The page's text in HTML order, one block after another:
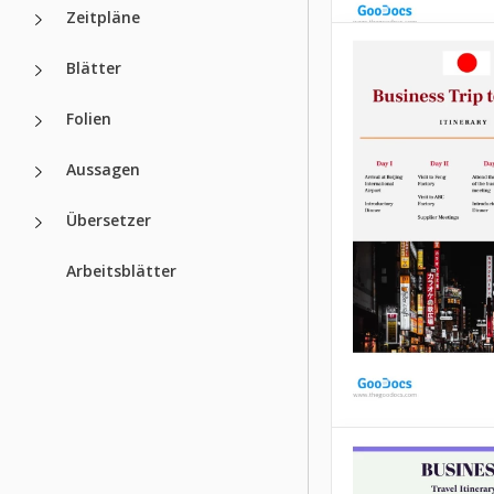
Zeitpläne
Blätter
Folien
Aussagen
Übersetzer
Arbeitsblätter
Mein
Potenzial Ihrer
mit unserer
erstellten
Reiseplan My Day.
Google Docs